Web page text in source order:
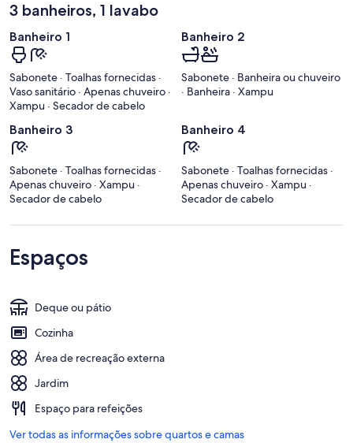
3 banheiros, 1 lavabo
Banheiro 1
Sabonete · Toalhas fornecidas ·
Vaso sanitário · Apenas chuveiro ·
Xampu · Secador de cabelo
Banheiro 2
Sabonete · Banheira ou chuveiro
· Banheira · Xampu
Banheiro 3
Sabonete · Toalhas fornecidas ·
Apenas chuveiro · Xampu ·
Secador de cabelo
Banheiro 4
Sabonete · Toalhas fornecidas ·
Apenas chuveiro · Xampu ·
Secador de cabelo
Espaços
Deque ou pátio
Cozinha
Área de recreação externa
Jardim
Espaço para refeições
Ver todas as informações sobre quartos e camas